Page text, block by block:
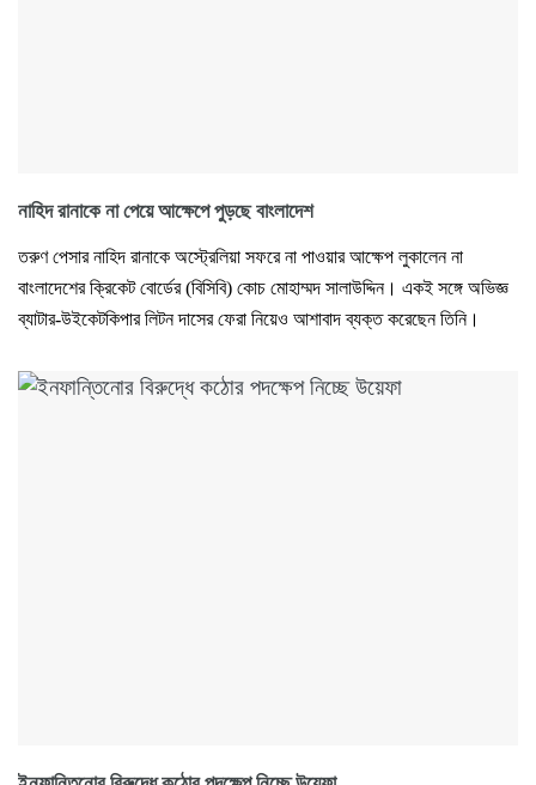
নাহিদ রানাকে না পেয়ে আক্ষেপে পুড়ছে বাংলাদেশ
তরুণ পেসার নাহিদ রানাকে অস্ট্রেলিয়া সফরে না পাওয়ার আক্ষেপ লুকালেন না
বাংলাদেশের ক্রিকেট বোর্ডের (বিসিবি) কোচ মোহাম্মদ সালাউদ্দিন। একই সঙ্গে অভিজ্ঞ
ব্যাটার-উইকেটকিপার লিটন দাসের ফেরা নিয়েও আশাবাদ ব্যক্ত করেছেন তিনি।